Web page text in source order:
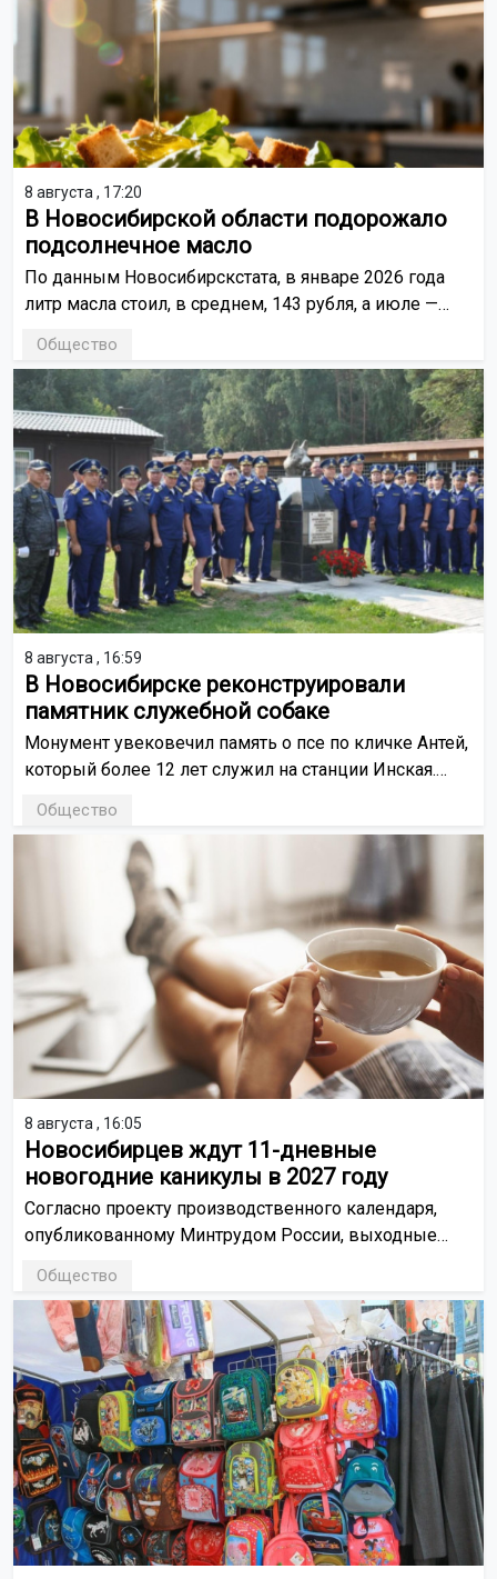
8 августа , 17:20
В Новосибирской области подорожало
подсолнечное масло
По данным Новосибирскстата, в январе 2026 года
литр масла стоил, в среднем, 143 рубля, а июле —
Общество
8 августа , 16:59
В Новосибирске реконструировали
памятник служебной собаке
Монумент увековечил память о псе по кличке Антей,
который более 12 лет служил на станции Инская.
1983 года, включая мемориальную надпись.
Общество
8 августа , 16:05
Новосибирцев ждут 11-дневные
новогодние каникулы в 2027 году
Согласно проекту производственного календаря,
опубликованному Минтрудом России, выходные
Общество